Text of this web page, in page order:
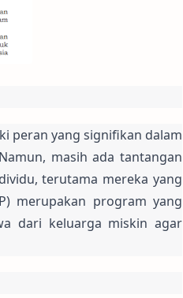
peran yang signifikan dalam
masih ada tantangan
terutama mereka yang
merupakan program yang
dari keluarga miskin agar